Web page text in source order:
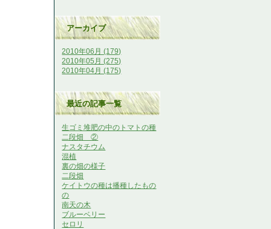
アーカイブ
2010年06月 (179)
2010年05月 (275)
2010年04月 (175)
最近の記事一覧
生ゴミ堆肥の中のトマトの種
二段畑 ②
ナスタチウム
混植
裏の畑の様子
二段畑
ケイトウの種は播種したもの
の
南天の木
ブルーベリー
セロリ